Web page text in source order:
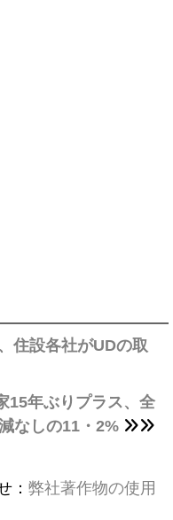
住設各社がUDの取
15年ぶりプラス、全
なしの11・2%
： 弊社著作物の使用